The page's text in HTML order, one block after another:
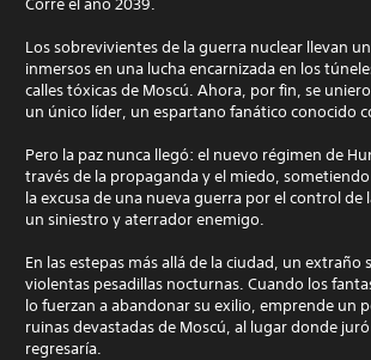
Corre el año 2039.
Los sobrevivientes de la guerra nuclear llevan
inmersos en una lucha encarnizada en los
calles tóxicas de Moscú. Ahora, por fin, se
un único líder, un espartano fanático conocido
Pero la paz nunca llegó: el nuevo régimen de
través de la propaganda y el miedo,
la excusa de una nueva guerra por el control de
un siniestro y aterrador enemigo.
En las estepas más allá de la ciudad, un extraño
violentas pesadillas nocturnas. Cuando los
lo fuerzan a abandonar su exilio, emprende un
ruinas devastadas de Moscú, al lugar donde
regresaría.